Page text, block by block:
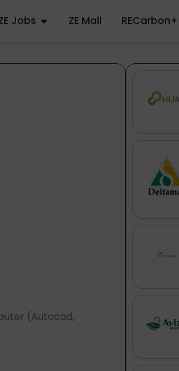
Jobs ZE Mall RECarbon+
(Autocad,